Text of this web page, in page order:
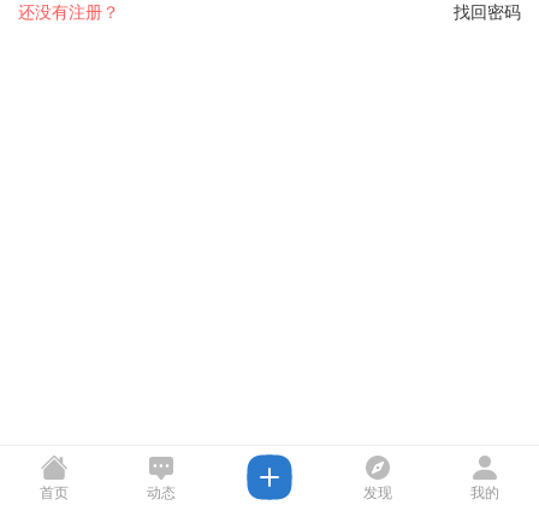
找回密码
还没有注册？
首页 动态 发现 我的